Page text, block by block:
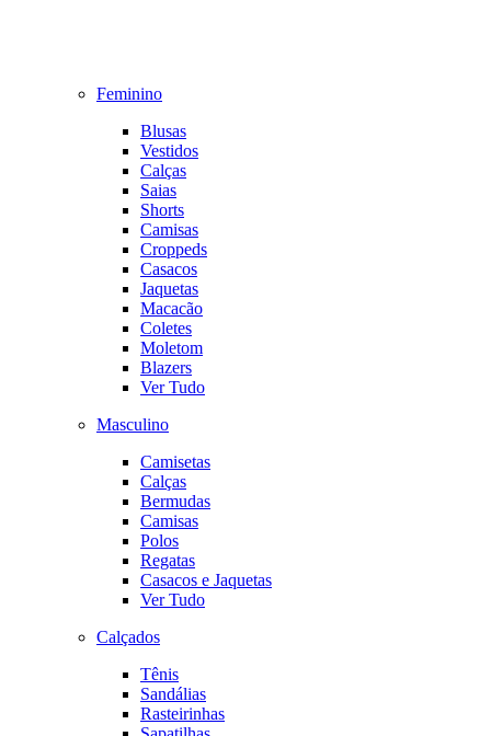
Feminino
Blusas
Vestidos
Calças
Saias
Shorts
Camisas
Croppeds
Casacos
Jaquetas
Macacão
Coletes
Moletom
Blazers
Ver Tudo
Masculino
Camisetas
Calças
Bermudas
Camisas
Polos
Regatas
Casacos e Jaquetas
Ver Tudo
Calçados
Tênis
Sandálias
Rasteirinhas